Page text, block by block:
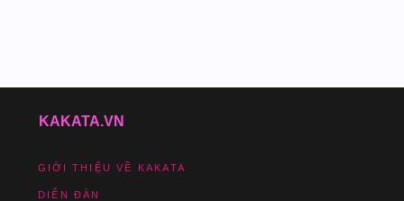
KAKATA.VN
GIỚI THIỆU VỀ KAKATA
DIỄN ĐÀN